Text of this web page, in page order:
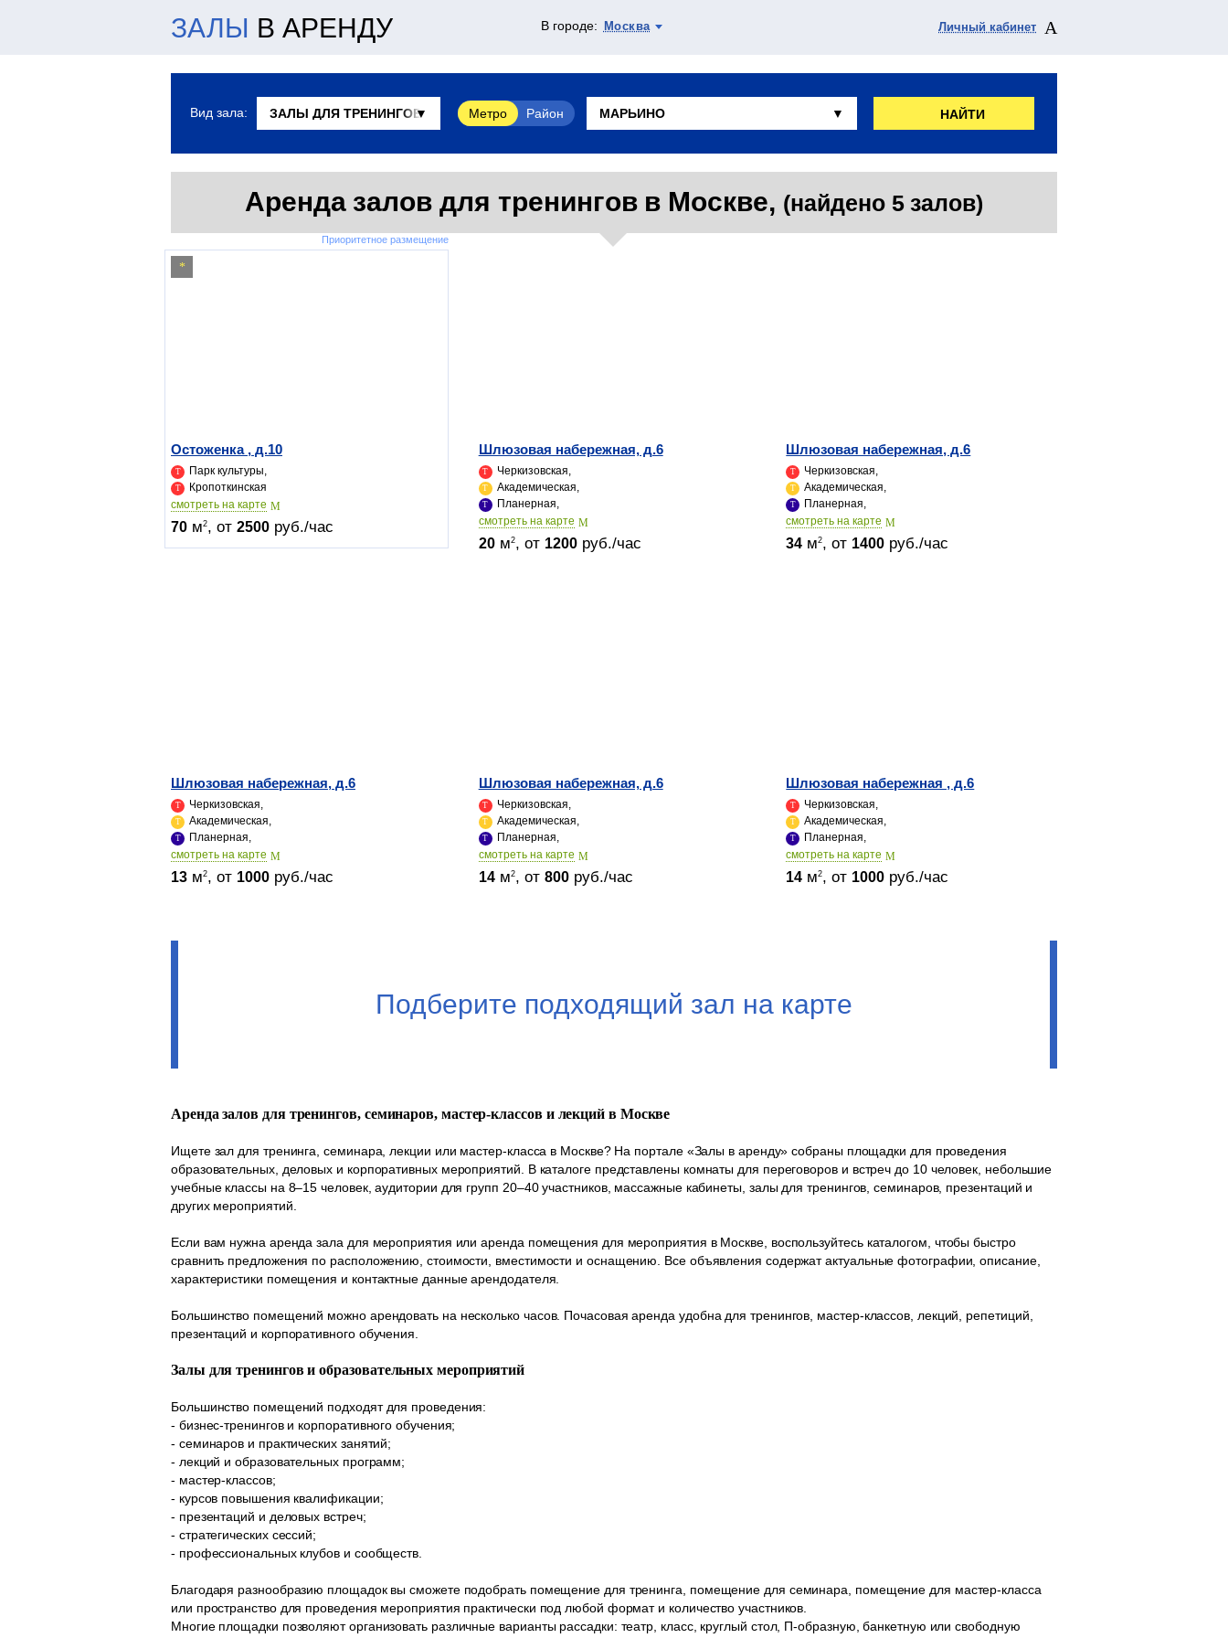
ЗАЛЫ В АРЕНДУ В городе: Москва Личный кабинет
Вид зала: Метро Район НАЙТИ
Аренда залов для тренингов в Москве, (найдено 5 залов)
Приоритетное размещение
Остоженка , д.10
Парк культуры,
Кропоткинская
cмотреть на карте
70 м2, от 2500 руб./час
Шлюзовая набережная, д.6
Черкизовская,
Академическая,
Планерная,
cмотреть на карте
20м2, от 1200руб./час
Шлюзовая набережная, д.6
Черкизовская,
Академическая,
Планерная,
cмотреть на карте
34 м2, от 1400 руб./час
Шлюзовая набережная, д.6
Черкизовская,
Академическая,
Планерная,
cмотреть на карте
13 м2, от 1000 руб./час
Шлюзовая набережная, д.6
Черкизовская,
Академическая,
Планерная,
cмотреть на карте
14м2, от 800руб./час
Шлюзовая набережная , д.6
Черкизовская,
Академическая,
Планерная,
cмотреть на карте
14 м2, от 1000 руб./час
Подберите подходящий зал на карте
Аренда залов для тренингов, семинаров, мастер-классов и лекций в Москве
Ищете зал для тренинга, семинара, лекции или мастер-класса в Москве? На портале «Залы в аренду» собраны площадки для проведения
образовательных, деловых и корпоративных мероприятий. В каталоге представлены комнаты для переговоров и встреч до 10 человек, небольшие
учебные классы на 8–15 человек, аудитории для групп 20–40 участников, массажные кабинеты, залы для тренингов, семинаров, презентаций и
других мероприятий.
Если вам нужна аренда зала для мероприятия или аренда помещения для мероприятия в Москве, воспользуйтесь каталогом, чтобы быстро
сравнить предложения по расположению, стоимости, вместимости и оснащению. Все объявления содержат актуальные фотографии, описание,
характеристики помещения и контактные данные арендодателя.
Большинство помещений можно арендовать на несколько часов. Почасовая аренда удобна для тренингов, мастер-классов, лекций, репетиций,
презентаций и корпоративного обучения.
Залы для тренингов и образовательных мероприятий
Большинство помещений подходят для проведения:
- бизнес-тренингов и корпоративного обучения;
- семинаров и практических занятий;
- лекций и образовательных программ;
- мастер-классов;
- курсов повышения квалификации;
- презентаций и деловых встреч;
- стратегических сессий;
- профессиональных клубов и сообществ.
Благодаря разнообразию площадок вы сможете подобрать помещение для тренинга, помещение для семинара, помещение для мастер-класса
или пространство для проведения мероприятия практически под любой формат и количество участников.
Многие площадки позволяют организовать различные варианты рассадки: театр, класс, круглый стол, П-образную, банкетную или свободную